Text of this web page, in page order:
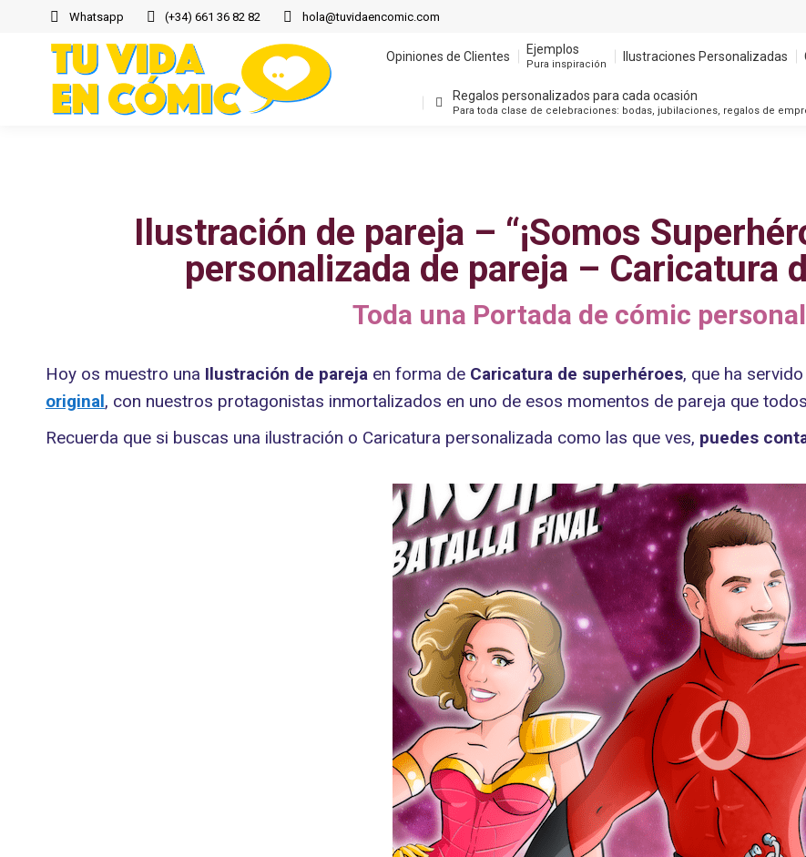
Whatsapp (+34) 661 36 82 82 hola@tuvidaencomic.com
Opiniones de Clientes Ejemplos
Pura inspiración
Ilustraciones Personalizadas
Regalos personalizados para cada ocasión
Para toda clase de celebraciones: bodas, jubilaciones, regalos de
Ilustración de pareja – “¡Somos
personalizada de pareja – Caricatura
Toda una Portada de cómic
Hoy os muestro una Ilustración de pareja en forma de Caricatura de superhéroes, que ha
original, con nuestros protagonistas inmortalizados en uno de esos momentos de pareja que
Recuerda que si buscas una ilustración o Caricatura personalizada como las que ves, puedes
Opiniones de Clientes
Regalos personalizados para cada ocasión